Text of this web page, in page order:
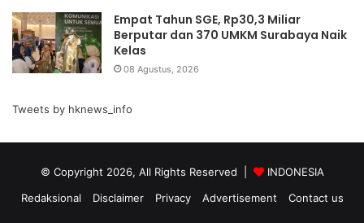
Empat Tahun SGE, Rp30,3 Miliar
Berputar dan 370 UMKM Surabaya Naik
Kelas
08 Agustus, 2026
Tweets by hknews_info
© Copyright 2026, All Rights Reserved |
INDONESIA
Redaksional
Disclaimer Privacy Advertisement Contact us